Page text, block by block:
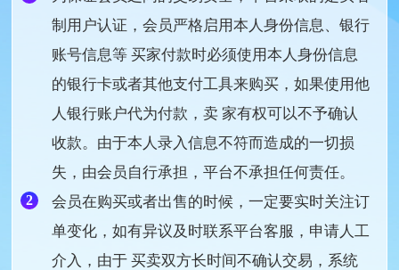
制用户认证，会员严格启用本人身份信息、银行
账号信息等 买家付款时必须使用本人身份信息
的银行卡或者其他支付工具来购买，如果使用他
人银行账户代为付款，卖 家有权可以不予确认
收款。由于本人录入信息不符而造成的一切损
失，由会员自行承担，平台不承担任何责任。
2
会员在购买或者出售的时候，一定要实时关注订
单变化，如有异议及时联系平台客服，申请人工
介入，由于 买卖双方长时间不确认交易，系统